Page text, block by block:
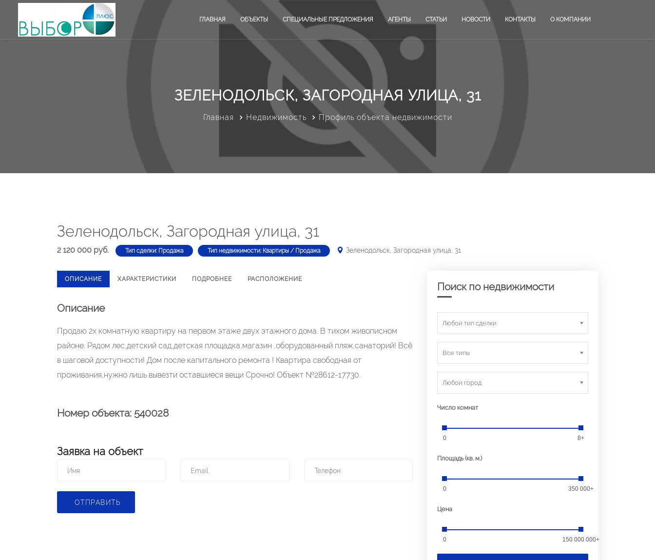
ГЛАВНАЯ ОБЪЕКТЫ СПЕЦИАЛЬНЫЕ ПРЕДЛОЖЕНИЯ АГЕНТЫ СТАТЬИ НОВОСТИ КОНТАКТЫ О КОМПАНИИ
ЗЕЛЕНОДОЛЬСК, ЗАГОРОДНАЯ УЛИЦА, 31
Главная Недвижимость Профиль объекта недвижимости
Зеленодольск, Загородная улица, 31
2 120 000 руб. Тип сделки: Продажа Тип недвижимости: Квартиры / Продажа Зеленодольск, Загородная улица, 31
ОПИСАНИЕ ХАРАКТЕРИСТИКИ ПОДРОБНЕЕ РАСПОЛОЖЕНИЕ
Описание
Продаю 2х комнатную квартиру на первом этаже двух этажного дома. В тихом живописном
районе. Рядом лес,детский сад,детская площадка,магазин ,оборудованный пляж,санаторий! Всё
в шаговой доступности! Дом после капитального ремонта ! Квартира свободная от
проживания,нужно лишь вывезти оставшиеся вещи Срочно! Объект №28612-17730.
Номер объекта: 540028
Заявка на объект
ОТПРАВИТЬ
Поиск по недвижимости
Любой тип сделки
Все типы
Любой город
Число комнат
0 8+
Площадь (кв. м.)
0 350 000+
Цена
0 150 000 000+